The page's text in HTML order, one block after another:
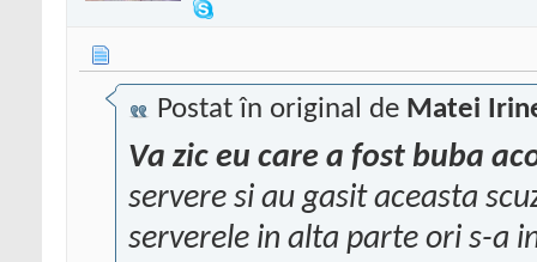
Postat în original de Matei
Va zic eu care a fost buba
servere si au gasit aceasta
serverele in alta parte ori s-a